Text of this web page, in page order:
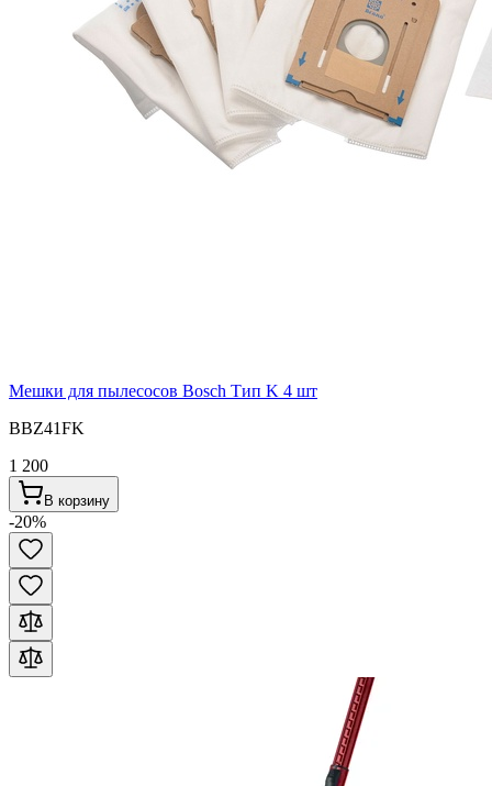
Мешки для пылесосов Bosch Тип K 4 шт
BBZ41FK
1 200
В корзину
-20%